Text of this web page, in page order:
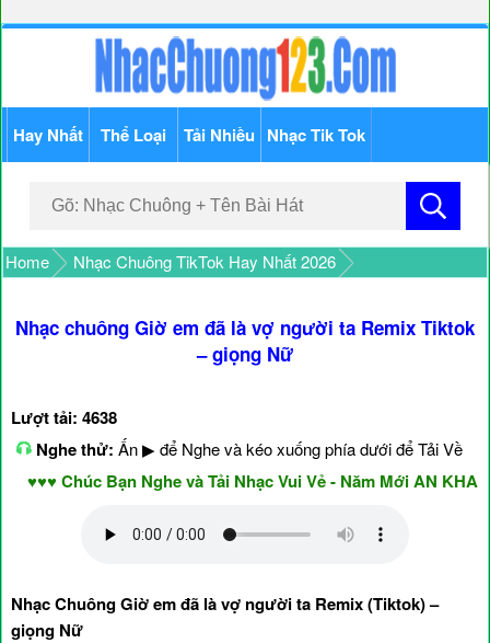
Hay Nhất Thể Loại Tải Nhiều Nhạc Tik Tok
Home Nhạc Chuông TikTok Hay Nhất 2026
Nhạc chuông Giờ em đã là vợ người ta Remix Tiktok
– giọng Nữ
Lượt tải: 4638
Nghe thử: Ấn ▶ để Nghe và kéo xuống phía dưới để Tải Về
Chúc Bạn Nghe và Tải Nhạc Vui Vẻ - Năm Mới AN KHANG
Nhạc Chuông Giờ em đã là vợ người ta Remix (Tiktok) –
giọng Nữ